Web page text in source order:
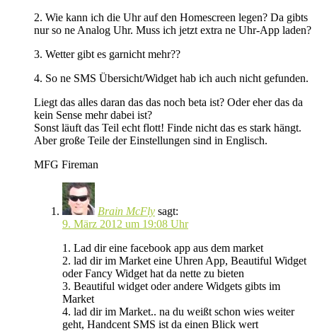
2. Wie kann ich die Uhr auf den Homescreen legen? Da gibts
nur so ne Analog Uhr. Muss ich jetzt extra ne Uhr-App laden?
3. Wetter gibt es garnicht mehr??
4. So ne SMS Übersicht/Widget hab ich auch nicht gefunden.
Liegt das alles daran das das noch beta ist? Oder eher das da
kein Sense mehr dabei ist?
Sonst läuft das Teil echt flott! Finde nicht das es stark hängt.
Aber große Teile der Einstellungen sind in Englisch.
MFG Fireman
Brain McFly sagt:
9. März 2012 um 19:08 Uhr
1. Lad dir eine facebook app aus dem market
2. lad dir im Market eine Uhren App, Beautiful Widget
oder Fancy Widget hat da nette zu bieten
3. Beautiful widget oder andere Widgets gibts im
Market
4. lad dir im Market.. na du weißt schon wies weiter
geht, Handcent SMS ist da einen Blick wert